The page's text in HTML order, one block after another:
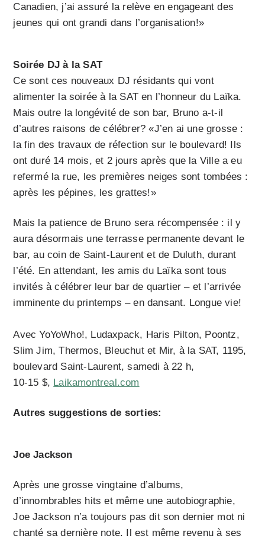
Canadien, j’ai assuré la relève en engageant des
jeunes qui ont grandi dans l’organisation!»
Soirée DJ à la SAT
Ce sont ces nouveaux DJ résidants qui vont
alimenter la soirée à la SAT en l’honneur du Laïka.
Mais outre la longévité de son bar, Bruno a-t-il
d’autres raisons de célébrer? «J’en ai une grosse :
la fin des travaux de réfection sur le boulevard! Ils
ont duré 14 mois, et 2 jours après que la Ville a eu
refermé la rue, les premières neiges sont tombées :
après les pépines, les grattes!»
Mais la patience de Bruno sera récompensée : il y
aura désormais une terrasse permanente devant le
bar, au coin de Saint-Laurent et de Duluth, durant
l’été. En attendant, les amis du Laïka sont tous
invités à célébrer leur bar de quartier – et l’arrivée
imminente du printemps – en dansant. Longue vie!
Avec YoYoWho!, Ludaxpack, Haris Pilton, Poontz,
Slim Jim, Thermos, Bleuchut et Mir, à la SAT, 1195,
boulevard Saint-Laurent, samedi à 22 h,
10-15 $, Laikamontreal.com
Autres suggestions de sorties:
Joe Jackson
Après une grosse vingtaine d’albums,
d’innombrables hits et même une autobiographie,
Joe Jackson n’a toujours pas dit son dernier mot ni
chanté sa dernière note. Il est même revenu à ses